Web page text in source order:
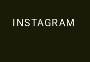
INSTAGRAM